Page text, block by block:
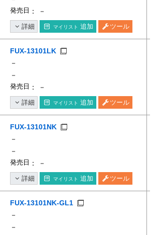
発売日 ： －
詳細 マイリスト 追加 ツール
FUX-13101LK
－
－
発売日 ： －
詳細 マイリスト 追加 ツール
FUX-13101NK
－
－
発売日 ： －
詳細 マイリスト 追加 ツール
FUX-13101NK-GL1
－
－